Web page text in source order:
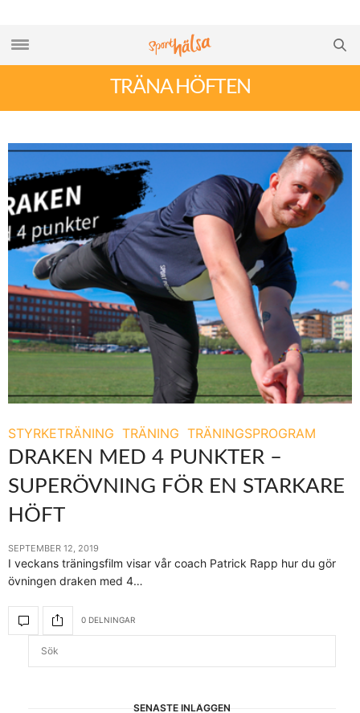
TRÄNA HÖFTEN
STYRKETRÄNING TRÄNING TRÄNINGSPROGRAM
DRAKEN MED 4 PUNKTER –
SUPERÖVNING FÖR EN STARKARE
HÖFT
SEPTEMBER 12, 2019
I veckans träningsfilm visar vår coach Patrick Rapp hur du gör
övningen draken med 4…
0 DELNINGAR
SENASTE INLÄGGEN